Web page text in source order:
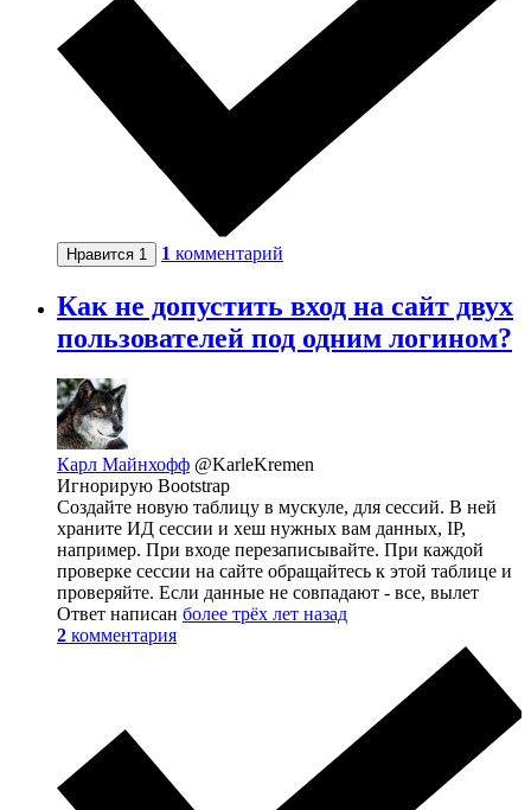
Нравится 1 1 комментарий
Как не допустить вход на сайт двух
пользователей под одним логином?
Карл Майнхофф @KarleKremen
Игнорирую Bootstrap
Создайте новую таблицу в мускуле, для сессий. В ней
храните ИД сессии и хеш нужных вам данных, IP,
например. При входе перезаписывайте. При каждой
проверке сессии на сайте обращайтесь к этой таблице и
проверяйте. Если данные не совпадают - все, вылет
Ответ написан более трёх лет назад
2 комментария